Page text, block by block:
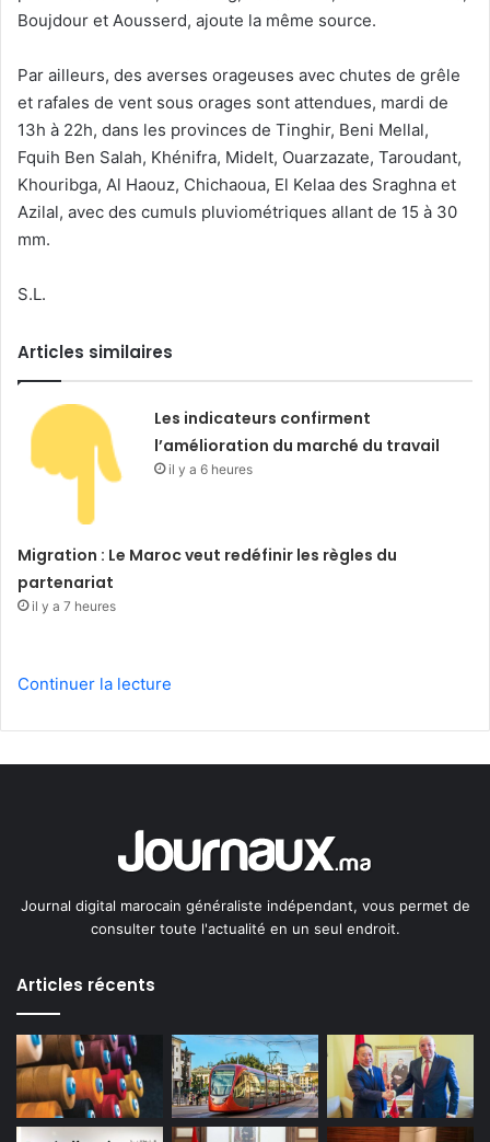
Boujdour et Aousserd, ajoute la même source.
Par ailleurs, des averses orageuses avec chutes de grêle
et rafales de vent sous orages sont attendues, mardi de
13h à 22h, dans les provinces de Tinghir, Beni Mellal,
Fquih Ben Salah, Khénifra, Midelt, Ouarzazate, Taroudant,
Khouribga, Al Haouz, Chichaoua, El Kelaa des Sraghna et
Azilal, avec des cumuls pluviométriques allant de 15 à 30
mm.
S.L.
Articles similaires
Les indicateurs confirment
l’amélioration du marché du travail
il y a 6 heures
Migration : Le Maroc veut redéfinir les règles du
partenariat
il y a 7 heures
Continuer la lecture
Journal digital marocain généraliste indépendant, vous permet de
consulter toute l'actualité en un seul endroit.
Articles récents